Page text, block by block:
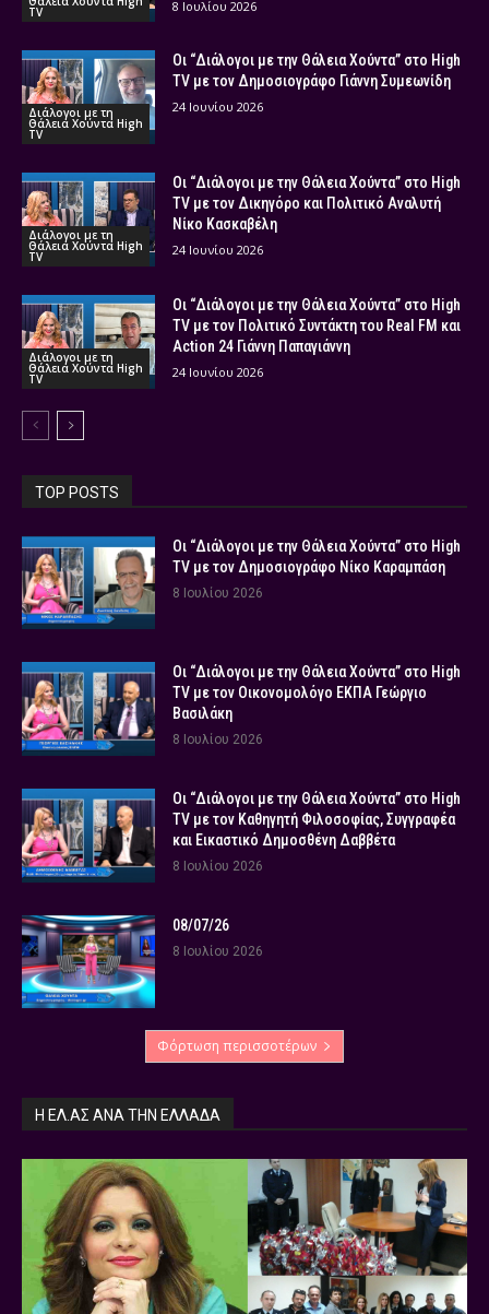
TV 8 Ιουλίου 2026
Διάλογοι με τη
Θάλεια Χούντα High
TV
Οι “Διάλογοι με την Θάλεια Χούντα” στο High
TV με τον Δημοσιογράφο Γιάννη Συμεωνίδη
24 Ιουνίου 2026
Διάλογοι με τη
Θάλεια Χούντα High
TV
Οι “Διάλογοι με την Θάλεια Χούντα” στο High
TV με τον Δικηγόρο και Πολιτικό Αναλυτή
Νίκο Κασκαβέλη
24 Ιουνίου 2026
Διάλογοι με τη
Θάλεια Χούντα High
TV
Οι “Διάλογοι με την Θάλεια Χούντα” στο High
TV με τον Πολιτικό Συντάκτη του Real FM και
Action 24 Γιάννη Παπαγιάννη
24 Ιουνίου 2026
TOP POSTS
Οι “Διάλογοι με την Θάλεια Χούντα” στο High
TV με τον Δημοσιογράφο Νίκο Καραμπάση
8 Ιουλίου 2026
Οι “Διάλογοι με την Θάλεια Χούντα” στο High
TV με τον Οικονομολόγο ΕΚΠΑ Γεώργιο
Βασιλάκη
8 Ιουλίου 2026
Οι “Διάλογοι με την Θάλεια Χούντα” στο High
TV με τον Καθηγητή Φιλοσοφίας, Συγγραφέα
και Εικαστικό Δημοσθένη Δαββέτα
8 Ιουλίου 2026
08/07/26
8 Ιουλίου 2026
Φόρτωση περισσοτέρων
Η ΕΛ.ΑΣ ΑΝΆ ΤΗΝ ΕΛΛΆΔΑ